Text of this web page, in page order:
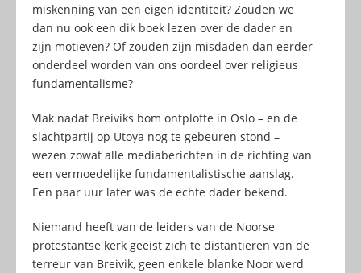
miskenning van een eigen identiteit? Zouden we
dan nu ook een dik boek lezen over de dader en
zijn motieven? Of zouden zijn misdaden dan eerder
onderdeel worden van ons oordeel over religieus
fundamentalisme?
Vlak nadat Breiviks bom ontplofte in Oslo – en de
slachtpartij op Utoya nog te gebeuren stond –
wezen zowat alle mediaberichten in de richting van
een vermoedelijke fundamentalistische aanslag.
Een paar uur later was de echte dader bekend.
Niemand heeft van de leiders van de Noorse
protestantse kerk geëist zich te distantiëren van de
terreur van Breivik, geen enkele blanke Noor werd